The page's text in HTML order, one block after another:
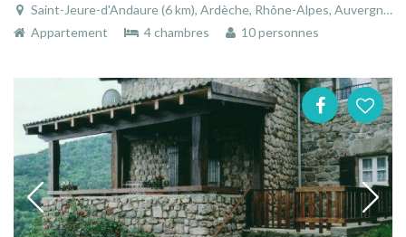
Saint-Jeure-d'Andaure (6 km), Ardèche, Rhône-Alpes, Auvergne-Rhône-Alpes, France
Appartement
4 chambres 10 personnes